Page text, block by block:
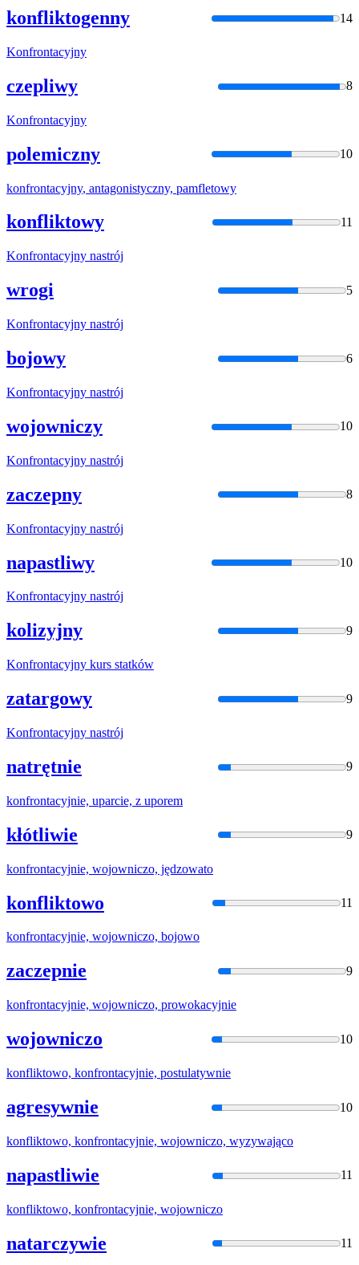
konfliktogenny 14
Konfrontacyjny
czepliwy 8
Konfrontacyjny
polemiczny 10
konfrontacyjny, antagonistyczny, pamfletowy
konfliktowy 11
Konfrontacyjny nastrój
wrogi 5
Konfrontacyjny nastrój
bojowy 6
Konfrontacyjny nastrój
wojowniczy 10
Konfrontacyjny nastrój
zaczepny 8
Konfrontacyjny nastrój
napastliwy 10
Konfrontacyjny nastrój
kolizyjny 9
Konfrontacyjny kurs statków
zatargowy 9
Konfrontacyjny nastrój
natrętnie 9
konfrontacyjnie, uparcie, z uporem
kłótliwie 9
konfrontacyjnie, wojowniczo, jędzowato
konfliktowo 11
konfrontacyjnie, wojowniczo, bojowo
zaczepnie 9
konfrontacyjnie, wojowniczo, prowokacyjnie
wojowniczo 10
konfliktowo, konfrontacyjnie, postulatywnie
agresywnie 10
konfliktowo, konfrontacyjnie, wojowniczo, wyzywająco
napastliwie 11
konfliktowo, konfrontacyjnie, wojowniczo
natarczywie 11